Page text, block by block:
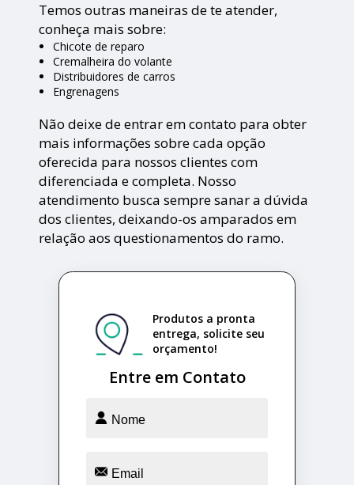
Temos outras maneiras de te atender,
conheça mais sobre:
Chicote de reparo
Cremalheira do volante
Distribuidores de carros
Engrenagens
Não deixe de entrar em contato para obter
mais informações sobre cada opção
oferecida para nossos clientes com
diferenciada e completa. Nosso
atendimento busca sempre sanar a dúvida
dos clientes, deixando-os amparados em
relação aos questionamentos do ramo.
Entre em Contato
Produtos a pronta
entrega, solicite seu
orçamento!